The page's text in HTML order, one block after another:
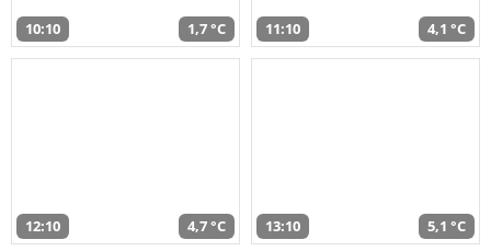
10:10 1,7 °C 11:10 4,1 °C
12:10 4,7 °C 13:10 5,1 °C